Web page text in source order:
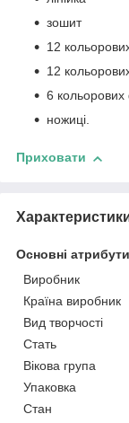
зошит
12
12
6
ножиці.
Приховати
Основні атрибути
Виробник
Країна виробник
Вид творчості
Стать
Вікова група
Упаковка
Стан